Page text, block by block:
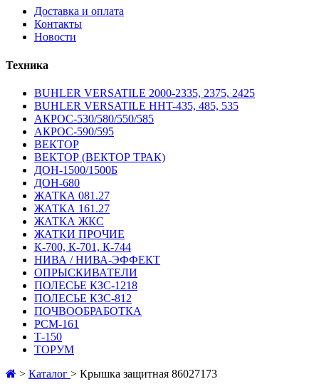
Доставка и оплата
Контакты
Новости
Техника
BUHLER VERSATILE 2000-2335, 2375, 2425
BUHLER VERSATILE HHT-435, 485, 535
АКРОС-530/580/550/585
АКРОС-590/595
ВЕКТОР
ВЕКТОР (ВЕКТОР ТРАК)
ДОН-1500/1500Б
ДОН-680
ЖАТКА 081.27
ЖАТКА 161.27
ЖАТКА ЖКС
ЖАТКИ ПРОЧИЕ
К-700, К-701, К-744
НИВА / НИВА-ЭФФЕКТ
ОПРЫСКИВАТЕЛИ
ПОЛЕСЬЕ КЗС-1218
ПОЛЕСЬЕ КЗС-812
ПОЧВООБРАБОТКА
РСМ-161
Т-150
ТОРУМ
> Каталог > Крышка защитная 86027173